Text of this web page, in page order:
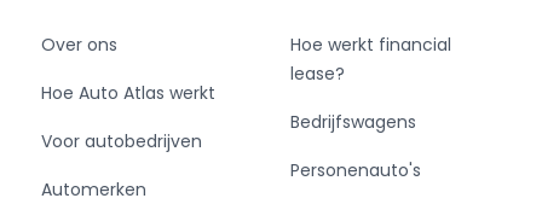
Over ons
Hoe Auto Atlas werkt
Voor autobedrijven
Automerken
Hoe werkt financial
lease?
Bedrijfswagens
Personenauto's